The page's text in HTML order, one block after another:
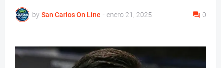
by San Carlos On Line - enero 21, 2025 0